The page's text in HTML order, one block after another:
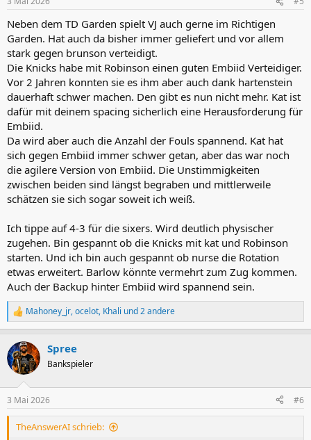
Neben dem TD Garden spielt VJ auch gerne im Richtigen
Garden. Hat auch da bisher immer geliefert und vor allem
stark gegen brunson verteidigt.
Die Knicks habe mit Robinson einen guten Embiid Verteidiger.
Vor 2 Jahren konnten sie es ihm aber auch dank hartenstein
dauerhaft schwer machen. Den gibt es nun nicht mehr. Kat ist
dafür mit deinem spacing sicherlich eine Herausforderung für
Embiid.
Da wird aber auch die Anzahl der Fouls spannend. Kat hat
sich gegen Embiid immer schwer getan, aber das war noch
die agilere Version von Embiid. Die Unstimmigkeiten
zwischen beiden sind längst begraben und mittlerweile
schätzen sie sich sogar soweit ich weiß.
Ich tippe auf 4-3 für die sixers. Wird deutlich physischer
zugehen. Bin gespannt ob die Knicks mit kat und Robinson
starten. Und ich bin auch gespannt ob nurse die Rotation
etwas erweitert. Barlow könnte vermehrt zum Zug kommen.
Auch der Backup hinter Embiid wird spannend sein.
R
e
k
t
i
e
n
Mahoney_jr,ocelot, Khali und 2 andere
Spree
Bankspieler
3 Mai 2026 #6
TheAnswerAI schrieb: